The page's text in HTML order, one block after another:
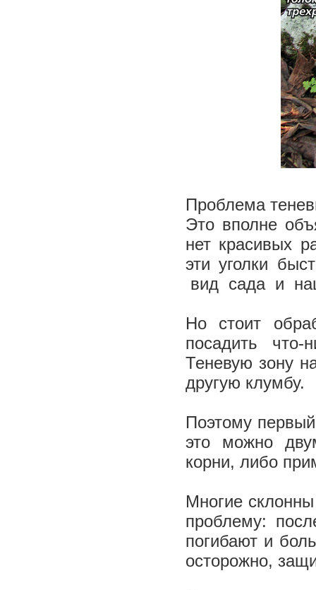
Проблема
Это вполне
нет красивых
эти уголки
вид сада и
Но стоит
посадить что-
Теневую зону
другую клумбу.
Поэтому
это можно
корни, либо
Многие
проблему:
погибают и
осторожно,